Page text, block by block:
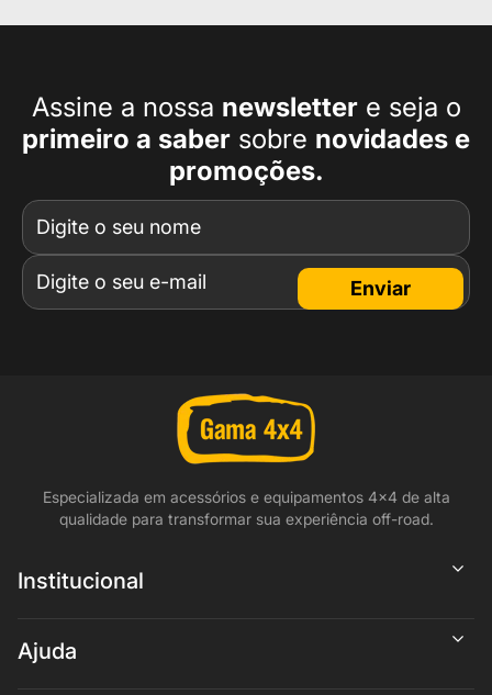
Assine a nossa newslettere seja o
primeiro a saber sobre novidades e
promoções.
Enviar
Especializada em acessórios e equipamentos 4x4 de alta
qualidade para transformar sua experiência off-road.
Institucional
Ajuda